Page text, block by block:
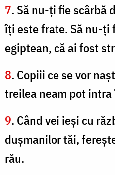
7. Să nu-ţi fie scârbă
îţi este frate. Să nu-ţi
egiptean, că ai fost
8. Copiii ce se vor
treilea neam pot
9. Când vei ieşi cu
duşmanilor tăi,
rău.